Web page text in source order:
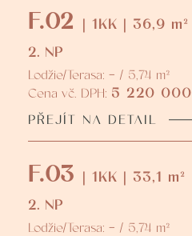
F.02
| 1KK | 36,9 m²
2. NP
Lodžie/Terasa: - / 5,74 m²
Cena vč. DPH: 5 220 000
PŘEJÍT NA DETAIL
F.03 | 1KK | 33,1 m²
2. NP
Lodžie/Terasa: - / 5,74 m²